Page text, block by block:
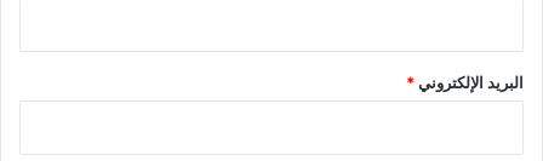
البريد الإلكتروني*